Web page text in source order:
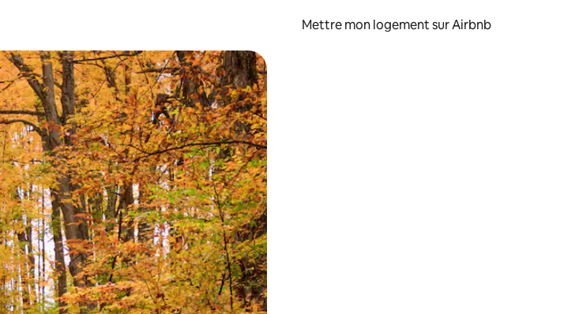
Mettre mon logement sur Airbnb
les parcourir ou en appuyant et en faisant glisser.